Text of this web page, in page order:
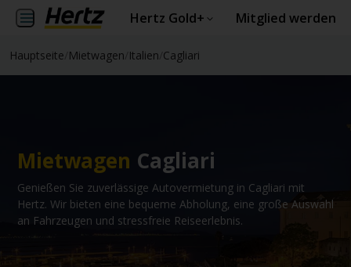
Hertz Gold+ Mitglied werden
Hauptseite Mietwagen Italien Cagliari
Mietwagen Cagliari
Genießen Sie zuverlässige Autovermietung in Cagliari mit
Hertz. Wir bieten eine bequeme Abholung, eine große Auswahl
an Fahrzeugen und stressfreie Reiseerlebnis.